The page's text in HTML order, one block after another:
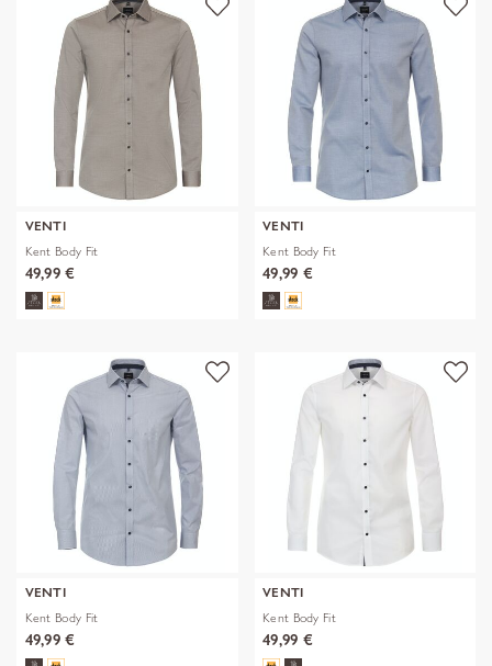
VENTI
Kent Body Fit
49,99 €
VENTI
Kent Body Fit
49,99 €
VENTI
Kent Body Fit
49,99 €
VENTI
Kent Body Fit
49,99 €